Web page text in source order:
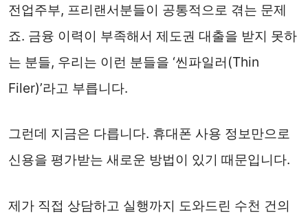
전업주부, 프리랜서분들이 공통적으로 겪는 문제
죠. 금융 이력이 부족해서 제도권 대출을 받지 못하
는 분들, 우리는 이런 분들을 ‘씬파일러(Thin
Filer)’라고 부릅니다.
그런데 지금은 다릅니다. 휴대폰 사용 정보만으로
신용을 평가받는 새로운 방법이 있기 때문입니다.
제가 직접 상담하고 실행까지 도와드린 수천 건의